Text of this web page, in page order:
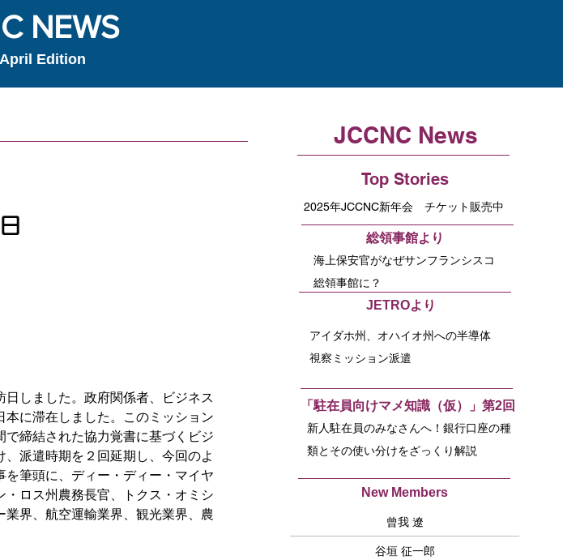
NEWS
Edition
しました。政府関係者、ビジネス
に滞在しました。このミッション
締結された協力覚書に基づくビジ
派遣時期を２回延期し、今回のよ
筆頭に、ディー・ディー・マイヤ
ロス州農務長官、トクス・オミシ
界、航空運輸業界、観光業界、農
JCCNC News
Top Stories
2025年JCCNC新年会 チケット販売中
「駐在員向けマメ知識（仮）」第2回
新人駐在員のみなさんへ！銀行口座の種
類とその使い分けをざっくり解説
New Members
曾我 遼
谷垣 征一郎
​総領事館より
海上保安官がなぜサンフランシスコ
総領事館に？
​JETROより
アイダホ州、オハイオ州への半導体
視察ミッション派遣